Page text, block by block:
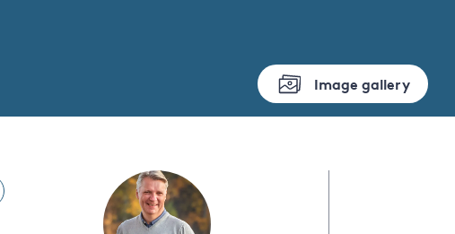
Image gallery